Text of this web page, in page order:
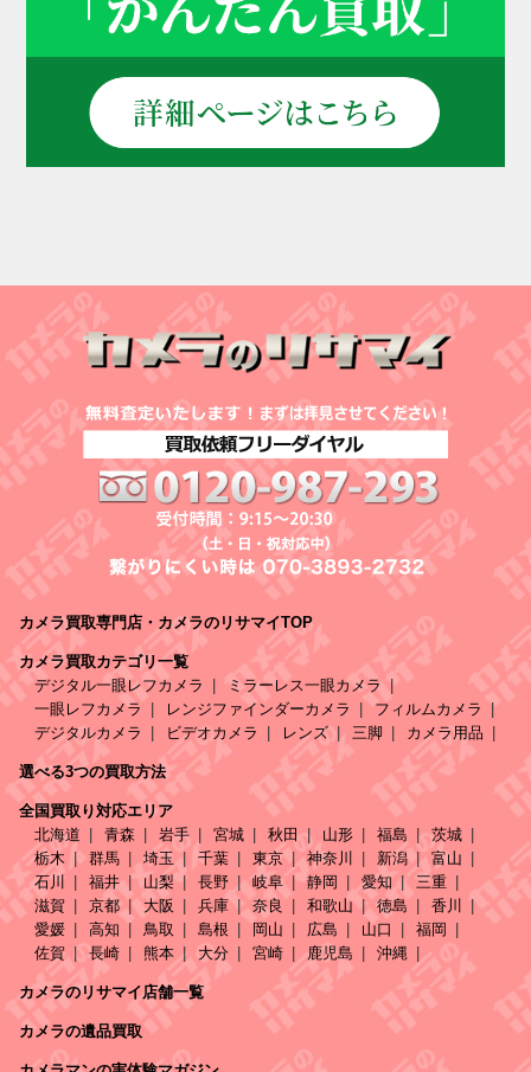
カメラ買取専門店・カメラのリサマイTOP
カメラ買取カテゴリ一覧
デジタル一眼レフカメラ
ミラーレス一眼カメラ
一眼レフカメラ
レンジファインダーカメラ
フィルムカメラ
デジタルカメラ
ビデオカメラ レンズ 三脚 カメラ用品
選べる3つの買取方法
全国買取り対応エリア
北海道
青森 岩手 宮城 秋田 山形 福島
茨城
栃木
群馬 埼玉 千葉 東京 神奈川 新潟
富山
石川
福井 山梨 長野 岐阜 静岡 愛知
三重
滋賀
京都 大阪 兵庫 奈良 和歌山 徳島
香川
愛媛
高知 鳥取 島根 岡山 広島 山口
福岡
佐賀
長崎 熊本 大分 宮崎 鹿児島 沖縄
カメラのリサマイ店舗一覧
カメラの遺品買取